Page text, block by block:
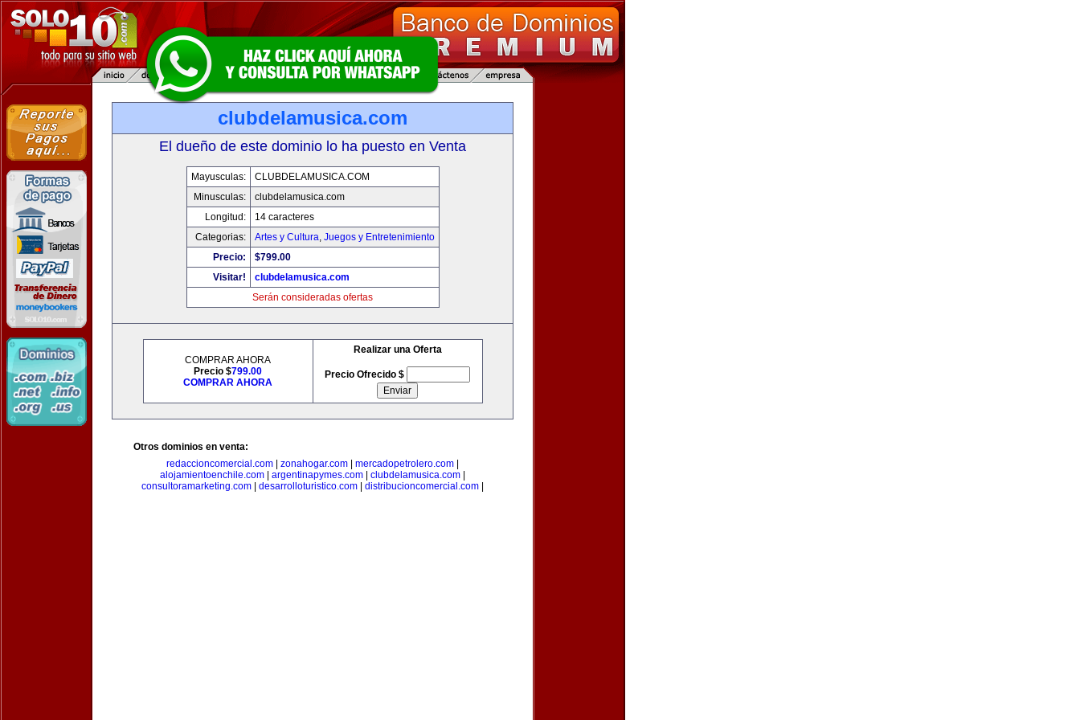
clubdelamusica.com
El dueño de este dominio lo ha puesto en Venta
Mayusculas:
CLUBDELAMUSICA.COM
Minusculas:
clubdelamusica.com
Longitud:
14 caracteres
Categorias:
Artes y Cultura, Juegos y Entretenimiento
Precio:
$799.00
Visitar!
clubdelamusica.com
Serán consideradas ofertas
COMPRAR AHORA
Precio $799.00
COMPRAR AHORA
Realizar una Oferta
Precio Ofrecido $
Otros dominios en venta:
redaccioncomercial.com
zonahogar.com mercadopetrolero.com
alojamientoenchile.com
argentinapymes.com clubdelamusica.com
consultoramarketing.com
desarrolloturistico.com distribucioncomercial.com